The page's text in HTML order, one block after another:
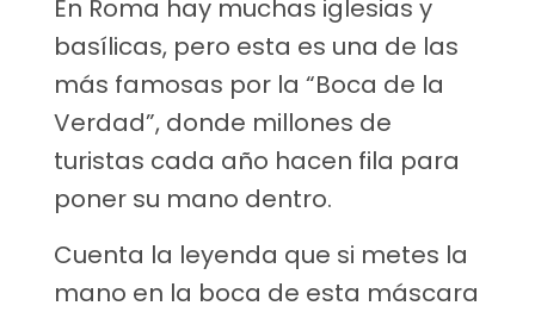
En Roma hay muchas iglesias y
basílicas, pero esta es una de las
más famosas por la “Boca de la
Verdad”, donde millones de
turistas cada año hacen fila para
poner su mano dentro.
Cuenta la leyenda que si metes la
mano en la boca de esta máscara